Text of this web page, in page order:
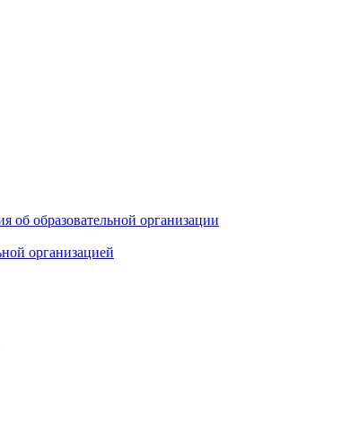
об образовательной организации
организацией